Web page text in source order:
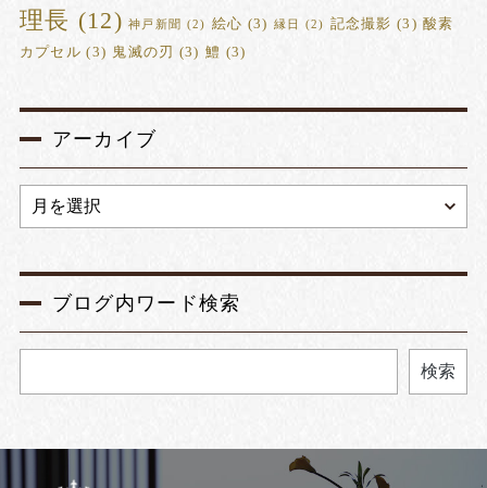
理長 (12) 神戸新聞 (2) 絵心 (3) 縁日 (2) 記念撮影 (3) 酸素
カプセル (3) 鬼滅の刃 (3) 鱧 (3)
アーカイブ
ブログ内ワード検索
検索